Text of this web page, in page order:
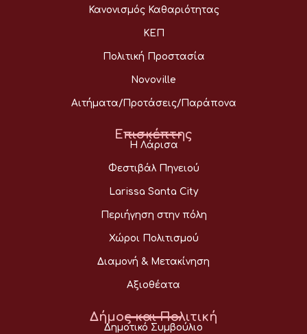
Κανονισμός Καθαριότητας
ΚΕΠ
Πολιτική Προστασία
Novoville
Αιτήματα/Προτάσεις/Παράπονα
Επισκέπτης
Η Λάρισα
Φεστιβάλ Πηνειού
Larissa Santa City
Περιήγηση στην πόλη
Χώροι Πολιτισμού
Διαμονή & Μετακίνηση
Αξιοθέατα
Δήμος και Πολιτική
Δημοτικό Συμβούλιο